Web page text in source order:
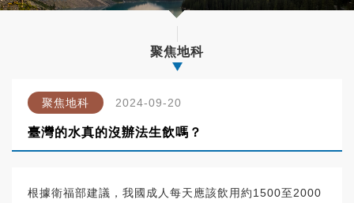
聚焦地科
聚焦地科 2024-09-20
臺灣的水真的沒辦法生飲嗎？
根據衛福部建議，我國成人每天應該飲用約1500至2000